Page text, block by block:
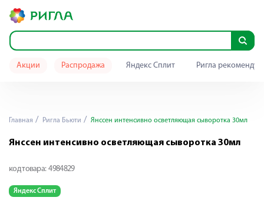
Акции Распродажа Яндекс Сплит Ригла
Главная Ригла Бьюти Янссен интенсивно осветляющая сыворотка 30мл
Янссен интенсивно осветляющая сыворотка 30мл
код товара: 4984829
Яндекс Сплит